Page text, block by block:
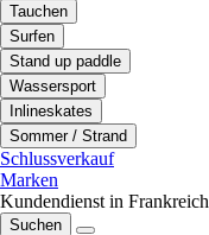
Tauchen
Surfen
Stand up paddle
Wassersport
Inlineskates
Sommer / Strand
Schlussverkauf
Marken
Kundendienst in Frankreich
Suchen